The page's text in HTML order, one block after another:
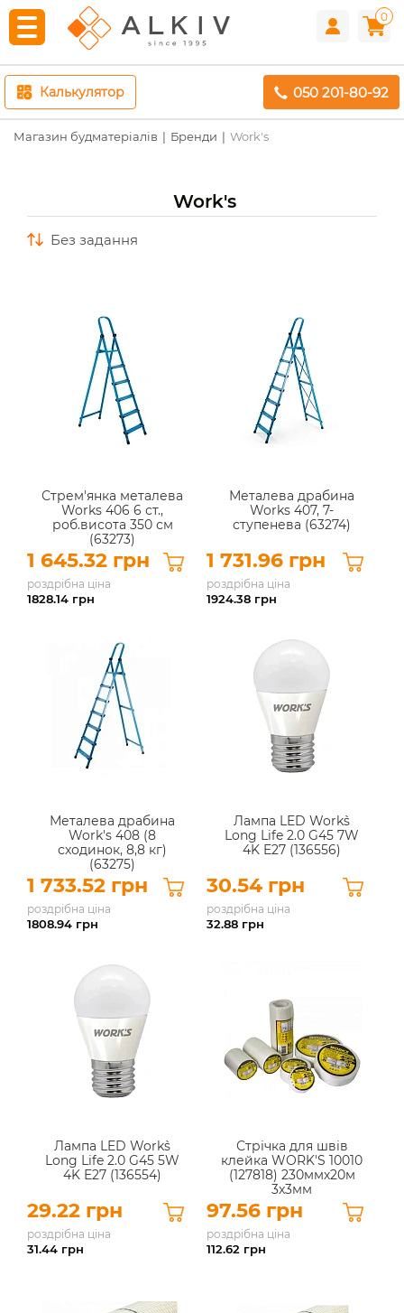
0
Калькулятор 050 201-80-92
Магазин будматеріалів Бренди Work's
Work's
без задання
Стрем'янка металева
Works 406 6 ст.,
роб.висота 350 см
(63273)
1 645.32 грн
роздрібна ціна
1828.14 грн
Металева драбина
Works 407, 7-
ступенева (63274)
1 731.96 грн
роздрібна ціна
1924.38 грн
Металева драбина
Work's 408 (8
сходинок, 8,8 кг)
(63275)
1 733.52 грн
роздрібна ціна
1808.94 грн
Лампа LED Work`s
Long Life 2.0 G45 7W
4K E27 (136556)
30.54 грн
роздрібна ціна
32.88 грн
Лампа LED Work`s
Long Life 2.0 G45 5W
4K E27 (136554)
29.22 грн
роздрібна ціна
31.44 грн
Стрічка для швів
клейка WORK'S 10010
(127818) 230ммх20м
3x3мм
97.56 грн
роздрібна ціна
112.62 грн